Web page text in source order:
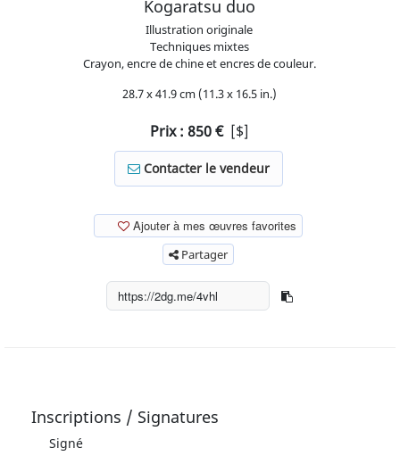
Kogaratsu duo
Illustration originale
Techniques mixtes
Crayon, encre de chine et encres de couleur.
28.7 x 41.9 cm (11.3 x 16.5 in.)
Prix : 850 [$]
Contacter le vendeur
Ajouter à mes œuvres favorites
Partager
Inscriptions / Signatures
Signé